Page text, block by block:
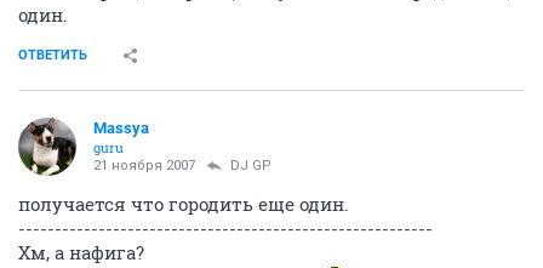
один.
ОТВЕТИТЬ
Massya
guru
21 ноября 2007 DJ GP
получается что городить еще один.
---------------------------------------------------------
Хм, а нафига?